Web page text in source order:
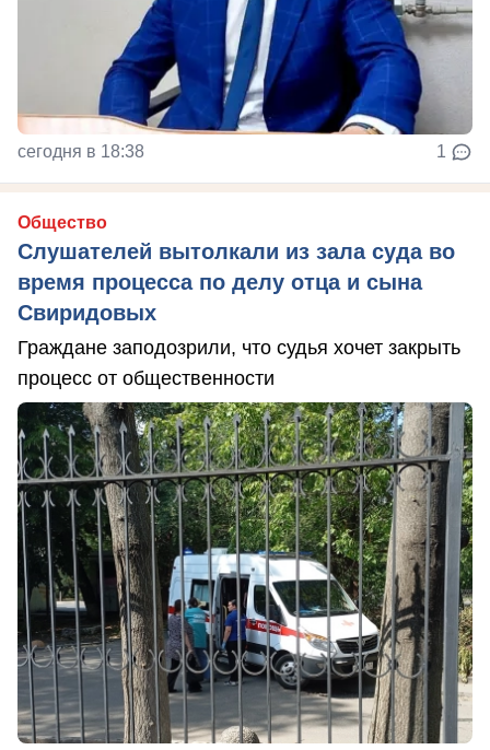
сегодня в 18:38 1
Общество
Слушателей вытолкали из зала суда во
время процесса по делу отца и сына
Свиридовых
Граждане заподозрили, что судья хочет закрыть
процесс от общественности